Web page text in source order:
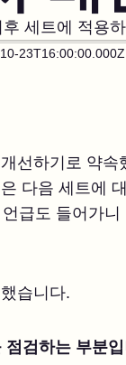
세트에 적용
23T16:00:00.000Z
선하기로 약
다음 세트에
급도 들어가
습니다.
점검하는 부분